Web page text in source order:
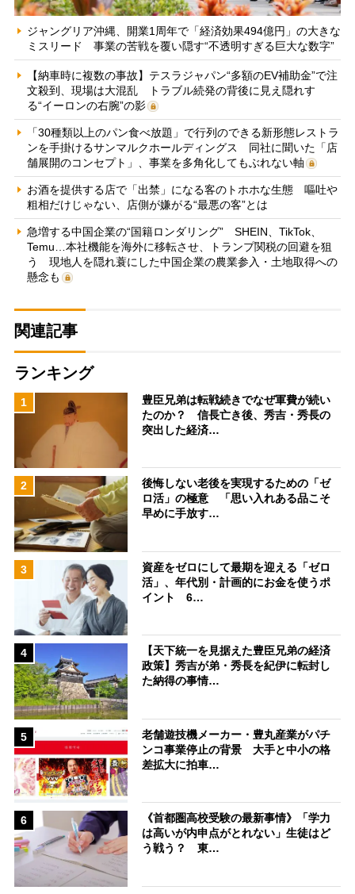
ジャングリア沖縄、開業1周年で「経済効果494億円」の大きな
ミスリード 事業の苦戦を覆い隠す“不透明すぎる巨大な数字”
【納車時に複数の事故】テスラジャパン“多額のEV補助金”で注
文殺到、現場は大混乱 トラブル続発の背後に見え隠れす
る“イーロンの右腕”の影
「30種類以上のパン食べ放題」で行列のできる新形態レストラ
ンを手掛けるサンマルクホールディングス 同社に聞いた「店
舗展開のコンセプト」、事業を多角化してもぶれない軸
お酒を提供する店で「出禁」になる客のトホホな生態 嘔吐や
粗相だけじゃない、店側が嫌がる“最悪の客”とは
急増する中国企業の“国籍ロンダリング” SHEIN、TikTok、
Temu…本社機能を海外に移転させ、トランプ関税の回避を狙
う 現地人を隠れ蓑にした中国企業の農業参入・土地取得への
懸念も
関連記事
ランキング
1
豊臣兄弟は転戦続きでなぜ軍費が続い
たのか？ 信長亡き後、秀吉・秀長の
突出した経済…
2
後悔しない老後を実現するための「ゼ
ロ活」の極意 「思い入れある品こそ
早めに手放す…
3
資産をゼロにして最期を迎える「ゼロ
活」、年代別・計画的にお金を使うポ
イント 6…
4
【天下統一を見据えた豊臣兄弟の経済
政策】秀吉が弟・秀長を紀伊に転封し
た納得の事情…
5
老舗遊技機メーカー・豊丸産業がパチ
ンコ事業停止の背景 大手と中小の格
差拡大に拍車…
6
《首都圏高校受験の最新事情》「学力
は高いが内申点がとれない」生徒はど
う戦う？ 東…